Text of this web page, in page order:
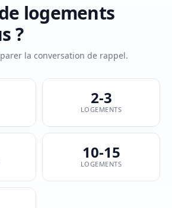
logements
?
la conversation de rappel.
2-3
LOGEMENTS
10-15
LOGEMENTS